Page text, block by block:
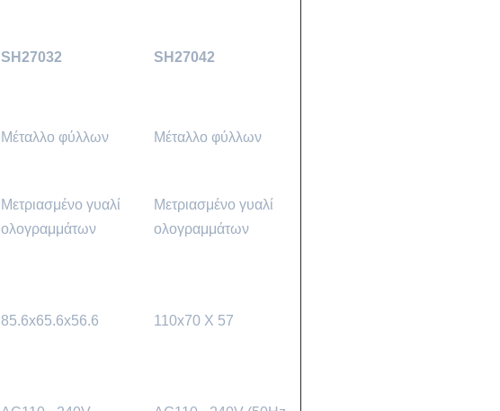
SH27032 SH27042
Μέταλλο φύλλων Μέταλλο φύλλων
Μετριασμένο γυαλί
ολογραμμάτων
Μετριασμένο γυαλί
ολογραμμάτων
85.6x65.6x56.6 110x70 Χ 57